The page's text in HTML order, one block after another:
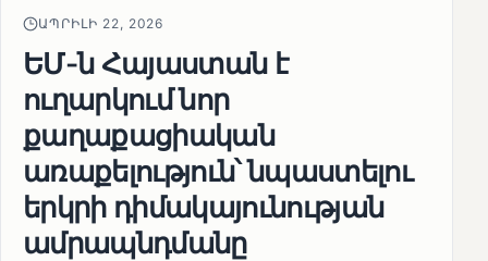
ԱՊՐԻԼԻ 22, 2026
ԵՄ-ն Հայաստան է
ուղարկում նոր
քաղաքացիական
առաքելություն՝ նպաստելու
երկրի դիմակայունության
ամրապնդմանը